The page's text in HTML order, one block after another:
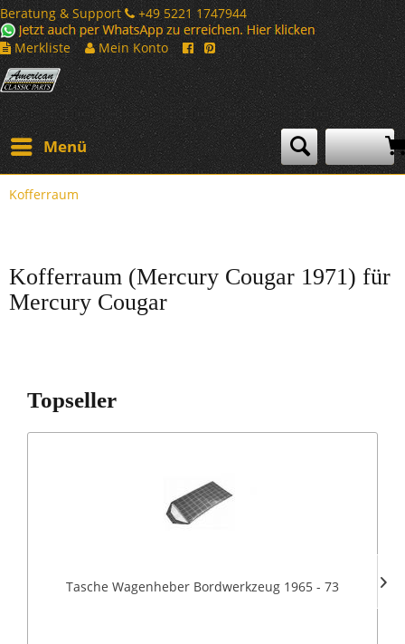
Beratung & Support
+49 5221 1747944
Merkliste
Mein Konto
Menü
Kofferraum
Kofferraum (Mercury Cougar 1971) für
Mercury Cougar
Topseller
Tasche Wagenheber Bordwerkzeug 1965 - 73